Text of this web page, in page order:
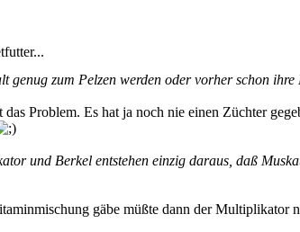
zum Pelzen werden oder vorher schon ihre
Problem. Es hat ja noch nie einen Züchter
und Berkel entstehen einzig daraus, daß
gäbe müßte dann der Multiplikator